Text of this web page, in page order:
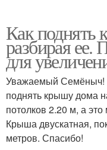
Как поднять
разбирая
для
Уважаемый Семёныч!
поднять крышу дома
потолков 2.20 м, а
Крыша двускатная,
метров. Спасибо!